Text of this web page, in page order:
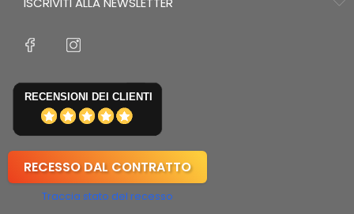
RECENSIONI DEI CLIENTI
RECESSO DAL CONTRATTO
Traccia stato del recesso